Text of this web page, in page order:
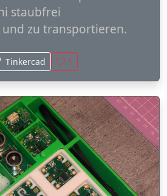
staubfrei
zu transportieren.
Tinkercad 1